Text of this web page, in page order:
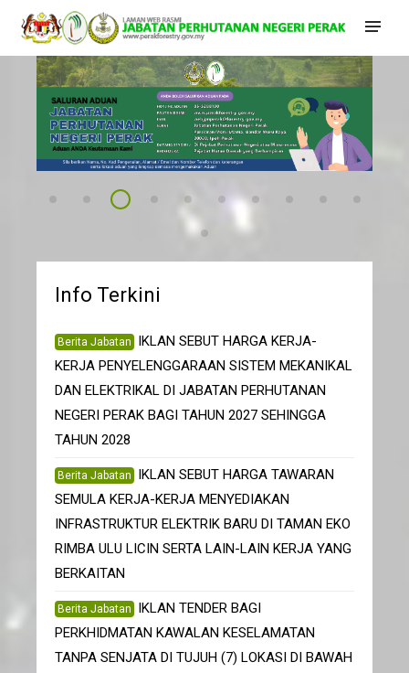
Pelantikan Pengarah Perhutanan Semenanjung Malaysia
Selamat datang ke portal JPNPk
Banner Aduan 09052025
Dasar KualitiBanner MS ISO
sijil MC&Ibanner skop MC&I
bannerISO2021
banner integriti
Info Terkini
Berita Jabatan
IKLAN SEBUT HARGA KERJA-
KERJA PENYELENGGARAAN SISTEM MEKANIKAL
DAN ELEKTRIKAL DI JABATAN PERHUTANAN
NEGERI PERAK BAGI TAHUN 2027 SEHINGGA
TAHUN 2028
Berita Jabatan
IKLAN SEBUT HARGA TAWARAN
SEMULA KERJA-KERJA MENYEDIAKAN
INFRASTRUKTUR ELEKTRIK BARU DI TAMAN EKO
RIMBA ULU LICIN SERTA LAIN-LAIN KERJA YANG
BERKAITAN
Berita Jabatan
IKLAN TENDER BAGI
PERKHIDMATAN KAWALAN KESELAMATAN
TANPA SENJATA DI TUJUH (7) LOKASI DI BAWAH